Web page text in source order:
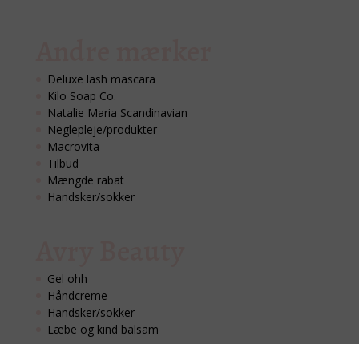
Deluxe lash mascara
Kilo Soap Co.
Natalie Maria Scandinavian
Neglepleje/produkter
Macrovita
Tilbud
Mængde rabat
Handsker/sokker
Gel ohh
Håndcreme
Handsker/sokker
Læbe og kind balsam